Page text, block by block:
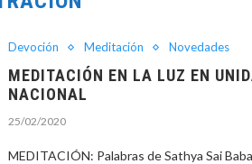
Devoción Meditación Novedades
MEDITACIÓN EN LA LUZ EN
NACIONAL
25/02/2020
MEDITACIÓN: Palabras de Sathya Sai